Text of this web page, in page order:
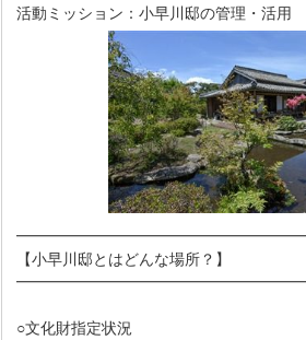
活動ミッション：小早川邸の管理・活用
【小早川邸とはどんな場所？】
○文化財指定状況